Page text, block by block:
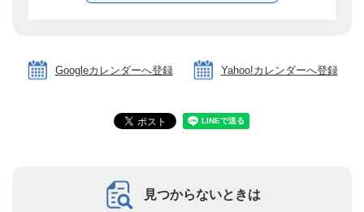
Googleカレンダーへ登録 Yahoo!カレンダーへ登録
見つからないときは